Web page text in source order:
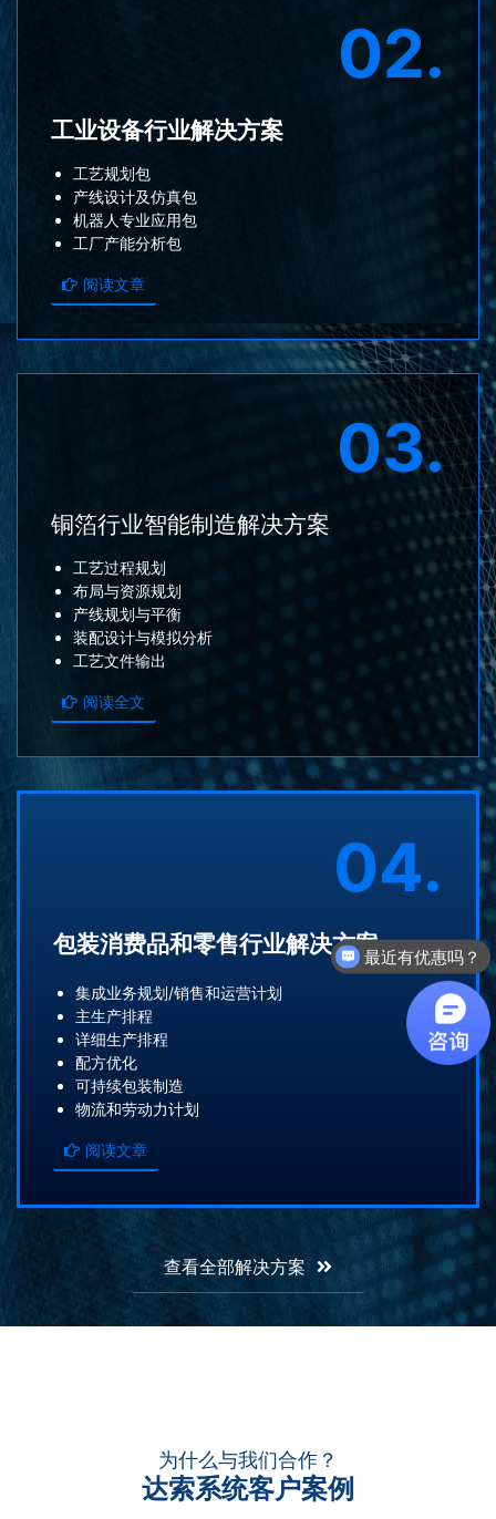
02.
工业设备行业解决方案
工艺规划包
产线设计及仿真包
机器人专业应用包
工厂产能分析包
阅读文章
03.
铜箔行业智能制造解决方案
工艺过程规划
布局与资源规划
产线规划与平衡
装配设计与模拟分析
工艺文件输出
阅读全文
04.
包装消费品和零售行业解决方案
集成业务规划/销售和运营计划
主生产排程
详细生产排程
配方优化
可持续包装制造
物流和劳动力计划
阅读文章
查看全部解决方案
为什么与我们合作？
达索系统客户案例
产品可以试用吗？